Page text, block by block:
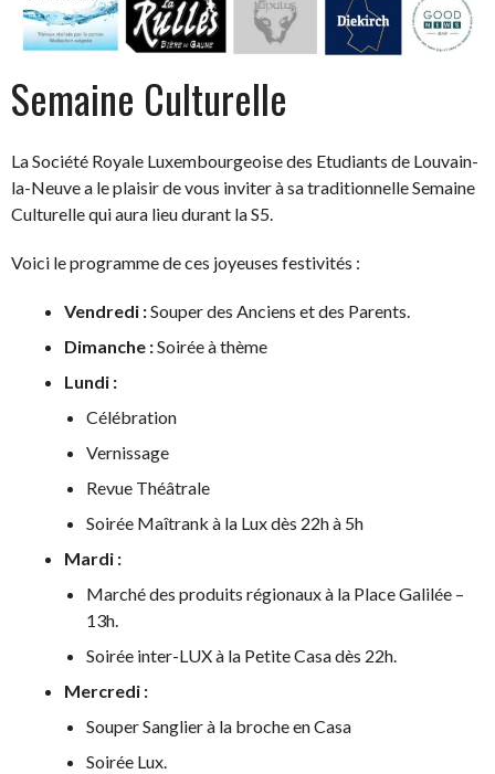
Semaine Culturelle
La Société Royale Luxembourgeoise des Etudiants de Louvain-
la-Neuve a le plaisir de vous inviter à sa traditionnelle Semaine
Culturelle qui aura lieu durant la S5.
Voici le programme de ces joyeuses festivités :
Vendredi :Souper des Anciens et des Parents.
Dimanche :Soirée à thème
Lundi :
Célébration
Vernissage
Revue Théâtrale
Soirée Maîtrank à la Lux dès 22h à 5h
Mardi :
Marché des produits régionaux à la Place Galilée –
13h.
Soirée inter-LUX à la Petite Casa dès 22h.
Mercredi :
Souper Sanglier à la broche en Casa
Soirée Lux.